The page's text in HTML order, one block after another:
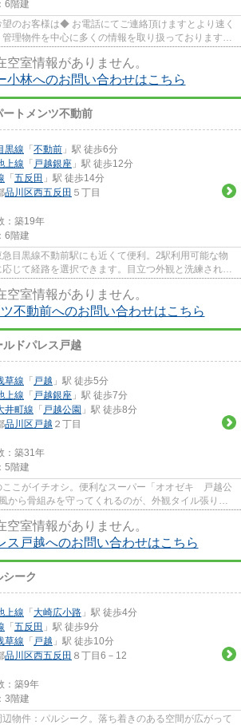
6階建
のお客様は◆ お電話にてご連絡頂けますとより速く
理物件を中心に多くの情報を取り扱っております。
空室情報がありません。
小林へのお問い合わせはこちら
ートメンツ不動前
黒線 「 不動前 」駅 徒歩6分
上線 「 戸越銀座 」駅 徒歩12分
「 五反田 」駅 徒歩14分
品川区西五反田 ５丁目
：築19年
6階建
目黒線不動前駅にも近くて便利。2駅利用可能な物
じて経路を選択できます。目立つ外観と洗練された
空室情報がありません。
不動前へのお問い合わせはこちら
ルドパレス戸越
草線 「 戸越 」駅 徒歩5分
上線 「 戸越銀座 」駅 徒歩7分
井町線 「 戸越公園 」駅 徒歩8分
品川区 戸越 ２丁目
：築31年
5階建
ここがイチオシ。便利なスーパー「オオゼキ 戸越公
から骨組みを守ってくれるのが、外観タイル張りで
空室情報がありません。
ス戸越へのお問い合わせはこちら
シーク
上線 「 大崎広小路 」駅 徒歩4分
「 五反田 」駅 徒歩9分
草線 「 戸越 」駅 徒歩10分
品川区西五反田 ８丁目6－12
：築9年
3階建
物件：パルシーク。落ち着きのある空間が広がって